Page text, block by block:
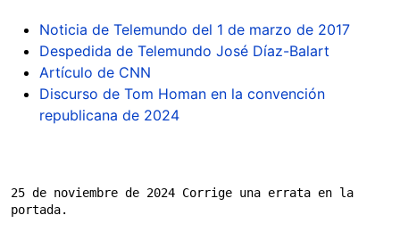
Noticia de Telemundo del 1 de marzo de 2017
Despedida de Telemundo José Díaz-Balart
Artículo de CNN
Discurso de Tom Homan en la convención
republicana de 2024
25 de noviembre de 2024 Corrige una errata en la
portada.